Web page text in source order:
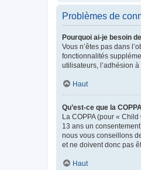
Problèmes de
Pourquoi ai-je besoin
Vous n’êtes pas dans
fonctionnalités
utilisateurs, l’adhésion
Haut
Qu’est-ce que la
La COPPA (pour «
13 ans un
nous vous conseillons
et ne doivent donc pas
Haut